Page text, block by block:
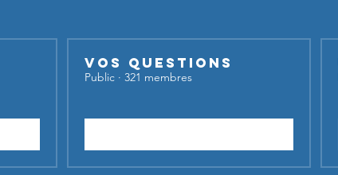
Vos questions
Public · 321 membres